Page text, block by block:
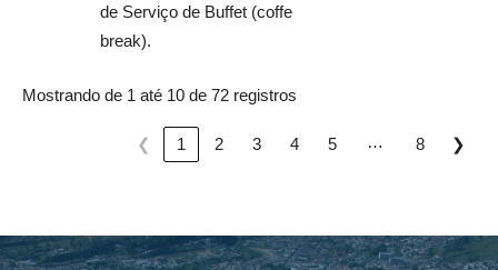
de Serviço de Buffet (coffe
break).
Mostrando de 1 até 10 de 72 registros
❮ 1 2 3 4 5 … 8 ❯